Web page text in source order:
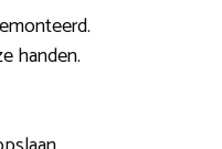
handen.